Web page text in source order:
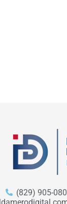
(829) 905-